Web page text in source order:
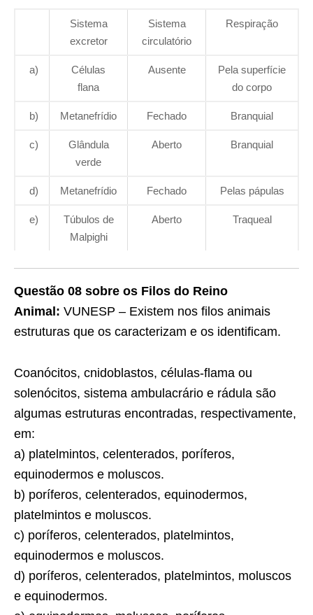
Sistema
excretor
Sistema
circulatório
Respiração
a)
Células
flana
Ausente
Pela superfície
do corpo
b) Metanefrídio Fechado Branquial
c)
Glândula
verde
Aberto Branquial
d) Metanefrídio Fechado Pelas pápulas
e)
Túbulos de
Malpighi
Aberto Traqueal
Questão 08 sobre os Filos do Reino
Animal: VUNESP – Existem nos filos animais
estruturas que os caracterizam e os identificam.
Coanócitos, cnidoblastos, células-flama ou
solenócitos, sistema ambulacrário e rádula são
algumas estruturas encontradas, respectivamente,
em:
a) platelmintos, celenterados, poríferos,
equinodermos e moluscos.
b) poríferos, celenterados, equinodermos,
platelmintos e moluscos.
c) poríferos, celenterados, platelmintos,
equinodermos e moluscos.
d) poríferos, celenterados, platelmintos, moluscos
e equinodermos.